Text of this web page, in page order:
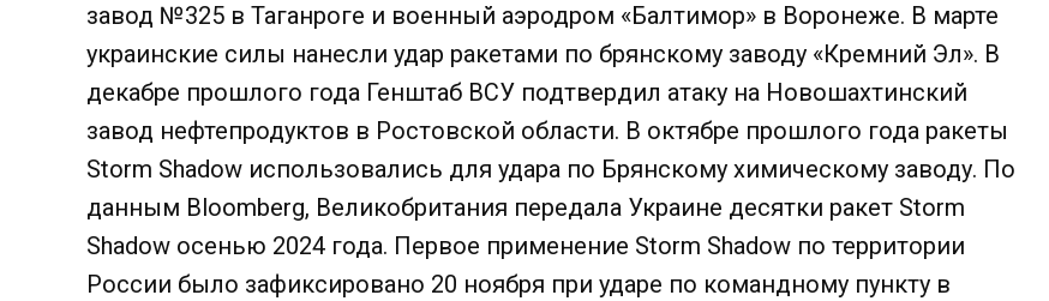
завод №325 в Таганроге и военный аэродром «Балтимор» в Воронеже. В марте
украинские силы нанесли удар ракетами по брянскому заводу «Кремний Эл». В
декабре прошлого года Генштаб ВСУ подтвердил атаку на Новошахтинский
завод нефтепродуктов в Ростовской области. В октябре прошлого года ракеты
Storm Shadow использовались для удара по Брянскому химическому заводу. По
данным Bloomberg, Великобритания передала Украине десятки ракет Storm
Shadow осенью 2024 года. Первое применение Storm Shadow по территории
России было зафиксировано 20 ноября при ударе по командному пункту в